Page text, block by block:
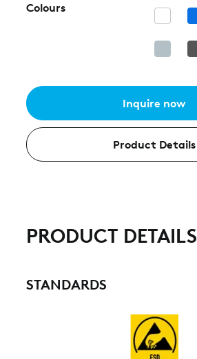
Colours
Inquire now
Product Details
PRODUCT DETAILS
STANDARDS